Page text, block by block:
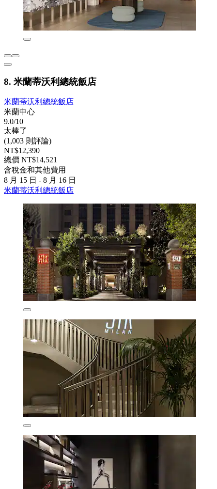
8. 米蘭蒂沃利總統飯店
米蘭蒂沃利總統飯店
米蘭中心
9.0/10
太棒了
(1,003 則評論)
NT$12,390
總價 NT$14,521
含稅金和其他費用
8 月 15 日 - 8 月 16 日
米蘭蒂沃利總統飯店